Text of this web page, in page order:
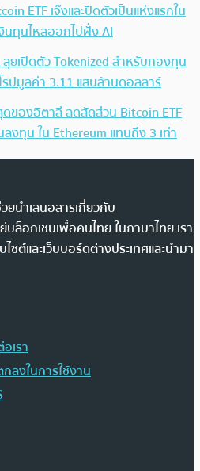
ETF เจ๊งและปิดตัวเป็นแห่งแรกใน
นทุนไหลออกไปฝั่ง AI
ลุยเปิดตัว Tokenized สำหรับกองทุน
รปมูลค่า 3.11 แสนล้านดอลลาร์
ของอิตาลี ลดสัดส่วน Bitcoin ETF
งทุน ใน Ethereum แทนถึง 3 เท่า
ยนำเสนอสารเกี่ยวกับ
บล็อกเชนเพื่อคนไทย ในภาษาไทย เรา
ต์และเว็บบอร์ดต่างประเทศและนำมา
เรา
ลงในการใช้งาน